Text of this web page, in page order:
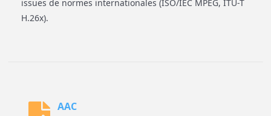
issues de normes internationales (ISO/IEC MPEG, ITU-T
H.26x).
AAC